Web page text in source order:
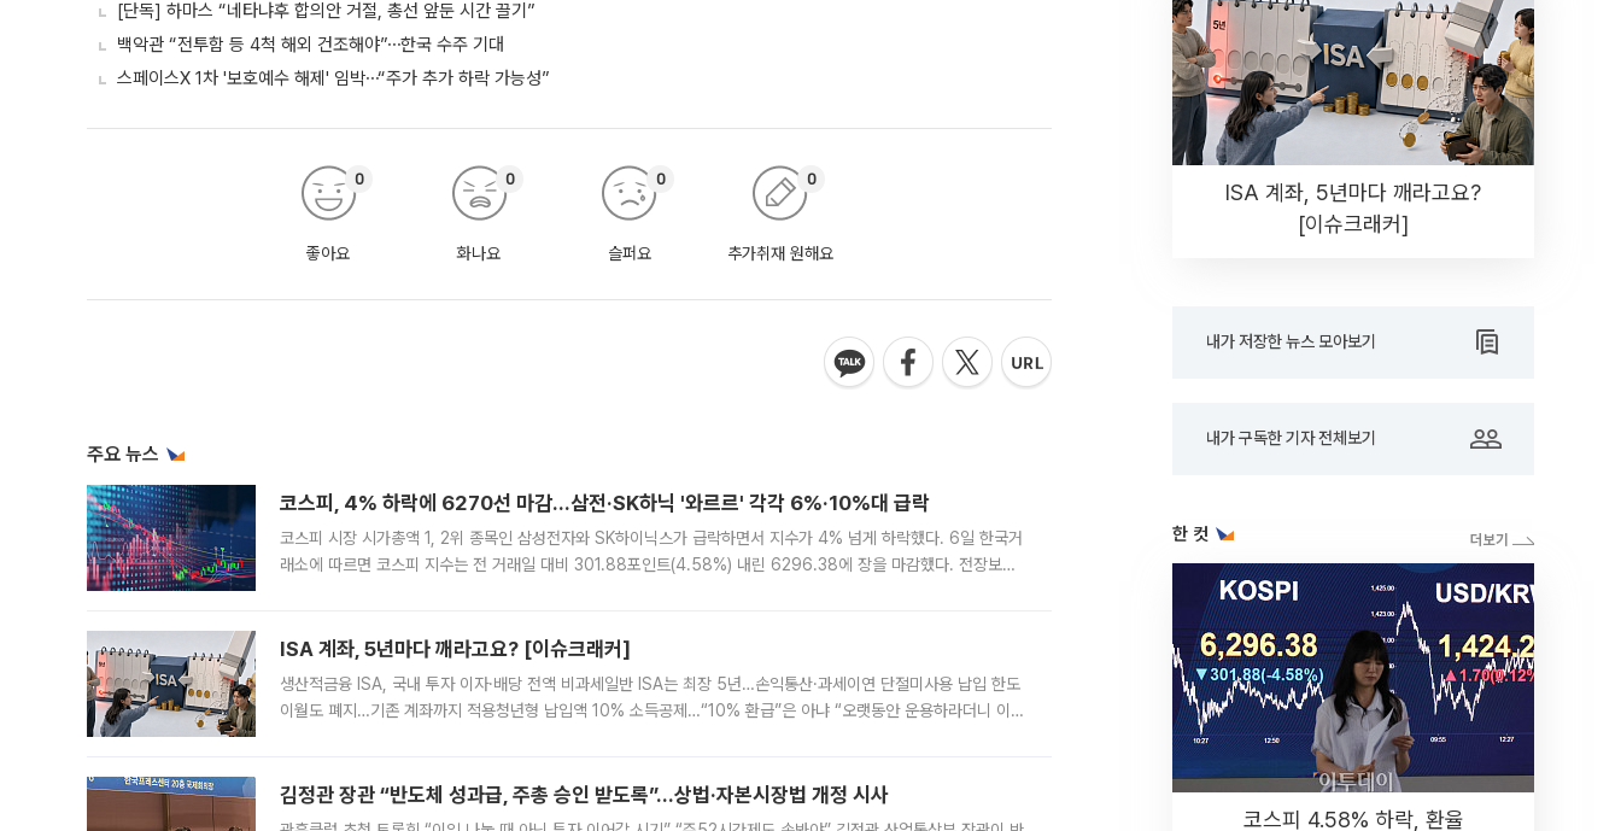
[단독] 하마스 “네타냐후 합의안 거절, 총선 앞둔 시간 끌기”
백악관 “전투함 등 4척 해외 건조해야”⋯한국 수주 기대
스페이스X 1차 '보호예수 해제' 임박⋯“주가 추가 하락 가능성”
좋아요
0
화나요
0
슬퍼요
0
추가취재 원해요
0
주요 뉴스
코스피, 4% 하락에 6270선 마감…삼전·SK하닉 '와르르' 각각 6%·10%대 급락
코스피 시장 시가총액 1, 2위 종목인 삼성전자와 SK하이닉스가 급락하면서 지수가 4% 넘게 하락했다. 6일 한국거
래소에 따르면 코스피 지수는 전 거래일 대비 301.88포인트(4.58%) 내린 6296.38에 장을 마감했다. 전장보다
ISA 계좌, 5년마다 깨라고요? [이슈크래커]
생산적금융 ISA, 국내 투자 이자·배당 전액 비과세일반 ISA는 최장 5년…손익통산·과세이연 단절미사용 납입 한도
이월도 폐지…기존 계좌까지 적용청년형 납입액 10% 소득공제…“10% 환급”은 아냐 “오랫동안 운용하라더니 이제
김정관 장관 “반도체 성과급, 주총 승인 받도록”…상법·자본시장법 개정 시사
ISA 계좌, 5년마다 깨라고요?
[이슈크래커]
내가 저장한 뉴스 모아보기
내가 구독한 기자 전체보기
한 컷
코스피 4.58% 하락, 환율